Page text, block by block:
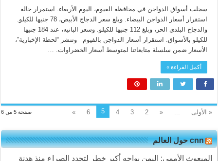
سجلت أسواق الدواجن في محافظة الفيوم، اليوم الأربعاء. استمرار حالة
استقرار أسعار الدواجن البيضاء. وبلغ سعر الدجاج الأبيض، 78 جنيها للكيلو.
والدجاج البلدي الحر، وبلغ 112 جنيها للكيلو. وسعر البانيه، عند 184 جنيها
للكيلو بالأسواق. استقرار أسعار الدواجن بالفيوم وتنشر “لحظة الإخبارية”،
الأسعار ضمن سلسلة متابعاتنا لمتوسط أسعار الخضراوات. …
أكمل القراءة »
صفحة 5 من 6 « الأولى ...
«
2
3
4
5
6
»
cnn حول العالم
المبعوث الأممي: اليمن يواجه أكبر خطر لتجدد الصراع منذ هدنة